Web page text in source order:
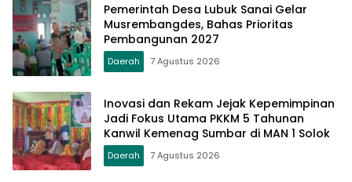
Pemerintah Desa Lubuk Sanai Gelar
Musrembangdes, Bahas Prioritas
Pembangunan 2027
Daerah 7 Agustus 2026
Inovasi dan Rekam Jejak Kepemimpinan
Jadi Fokus Utama PKKM 5 Tahunan
Kanwil Kemenag Sumbar di MAN 1 Solok
Daerah 7 Agustus 2026